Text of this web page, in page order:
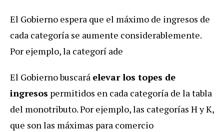
El Gobierno espera que el máximo de ingresos de
cada categoría se aumente considerablemente.
Por ejemplo, la categorí ade
El Gobierno buscará elevar los topes de
ingresos permitidos en cada categoría de la tabla
del monotributo. Por ejemplo, las categorías H y K,
que son las máximas para comercio